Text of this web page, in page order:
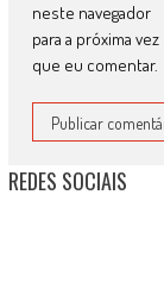
neste navegador
para a próxima vez
que eu comentar.
REDES SOCIAIS